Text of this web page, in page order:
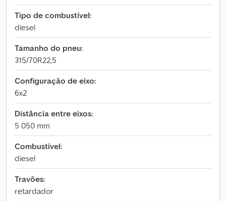
Tipo de combustível:
diesel
Tamanho do pneu:
315/70R22,5
Configuração de eixo:
6x2
Distância entre eixos:
5 050 mm
Combustível:
diesel
Travões:
retardador